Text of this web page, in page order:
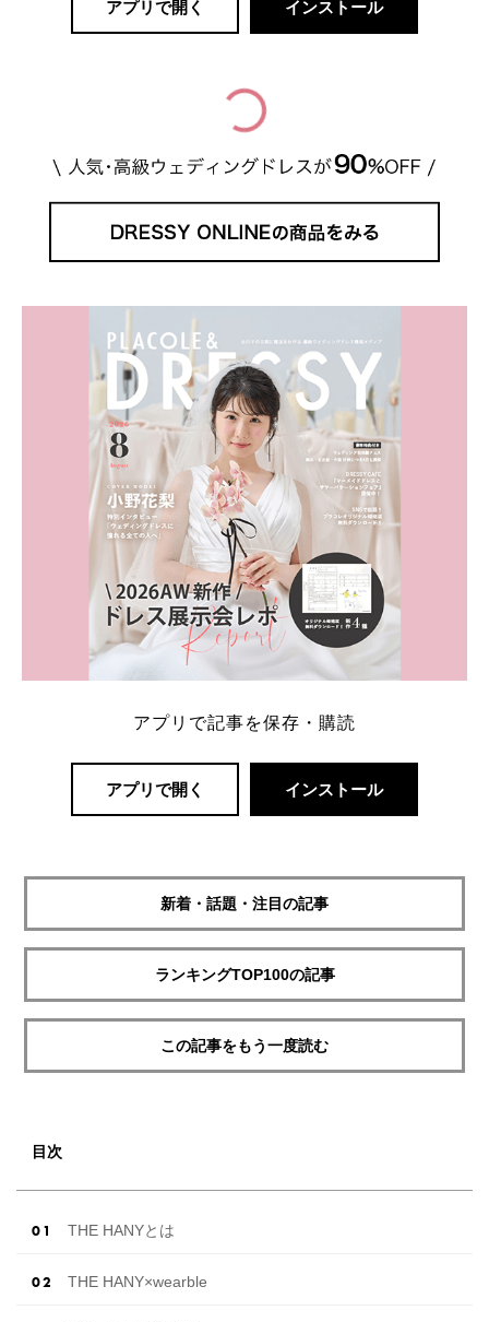
アプリで開く インストール
アプリで記事を保存・購読
アプリで開く インストール
新着・話題・注目の記事
ランキングTOP100の記事
この記事をもう一度読む
目次
THE HANYとは
THE HANY×wearble